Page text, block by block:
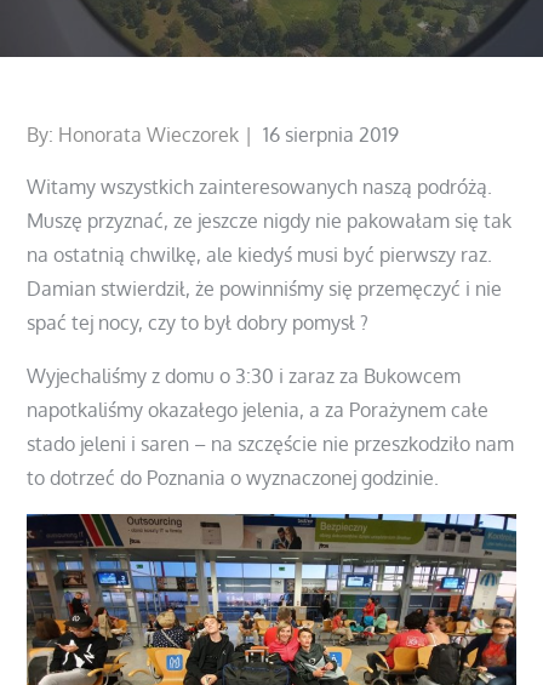
By: Honorata Wieczorek
Posted
16 sierpnia 2019
Witamy wszystkich zainteresowanych naszą podróżą.
Muszę przyznać, ze jeszcze nigdy nie pakowałam się tak
na ostatnią chwilkę, ale kiedyś musi być pierwszy raz.
Damian stwierdził, że powinniśmy się przemęczyć i nie
spać tej nocy, czy to był dobry pomysł ?
Wyjechaliśmy z domu o 3:30 i zaraz za Bukowcem
napotkaliśmy okazałego jelenia, a za Porażynem całe
stado jeleni i saren – na szczęście nie przeszkodziło nam
to dotrzeć do Poznania o wyznaczonej godzinie.